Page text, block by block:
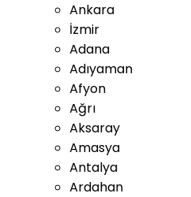
Ankara
İzmir
Adana
Adıyaman
Afyon
Ağrı
Aksaray
Amasya
Antalya
Ardahan